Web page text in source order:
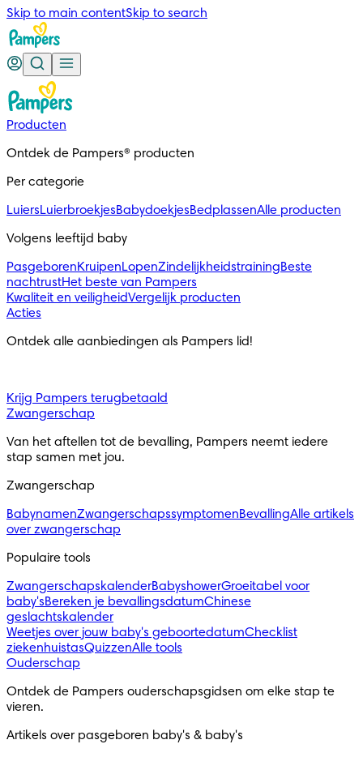
Skip to main contentSkip to search
Producten
Ontdek de Pampers® producten
Per categorie
LuiersLuierbroekjesBabydoekjesBedplassenAlle producten
Volgens leeftijd baby
PasgeborenKruipenLopenZindelijkheidstrainingBeste
nachtrustHet beste van Pampers
Kwaliteit en veiligheidVergelijk producten
Acties
Ontdek alle aanbiedingen als Pampers lid!
Krijg Pampers terugbetaald
Zwangerschap
Van het aftellen tot de bevalling, Pampers neemt iedere
stap samen met jou.
Zwangerschap
BabynamenZwangerschapssymptomenBevallingAlle artikels
over zwangerschap
Populaire tools
ZwangerschapskalenderBabyshowerGroeitabel voor
baby'sBereken je bevallingsdatumChinese
geslachtskalender
Weetjes over jouw baby's geboortedatumChecklist
ziekenhuistasQuizzenAlle tools
Ouderschap
Ontdek de Pampers ouderschapsgidsen om elke stap te
vieren.
Artikels over pasgeboren baby's & baby's